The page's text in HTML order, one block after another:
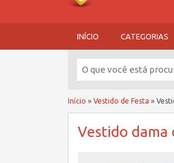
INÍCIO CATEGORIAS
Início » Vestido de Festa »
Vestido dama